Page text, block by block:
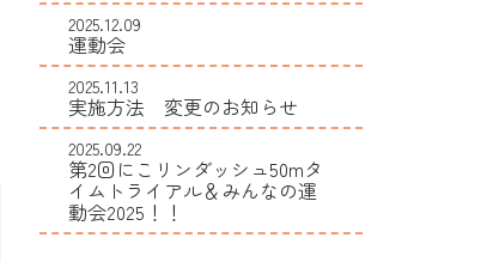
運動会
2025.12.09
実施方法 変更のお知らせ
2025.11.13
​​第2回にこリンダッシュ50mタ
イムトライアル＆みんなの運
動会2025！！
2025.09.22